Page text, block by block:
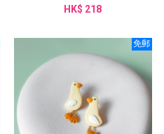
HK$ 218
免郵